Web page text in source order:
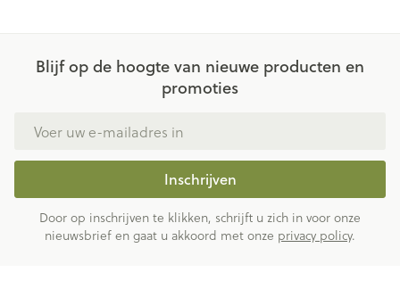
Blijf op de hoogte van nieuwe producten en
promoties
Inschrijven
Door op inschrijven te klikken, schrijft u zich in voor onze
nieuwsbrief en gaat u akkoord met onze privacy policy.